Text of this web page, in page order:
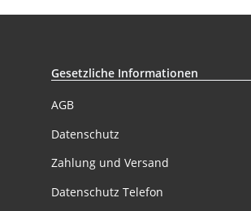
Gesetzliche Informationen
AGB
Datenschutz
Zahlung und Versand
Datenschutz Telefon